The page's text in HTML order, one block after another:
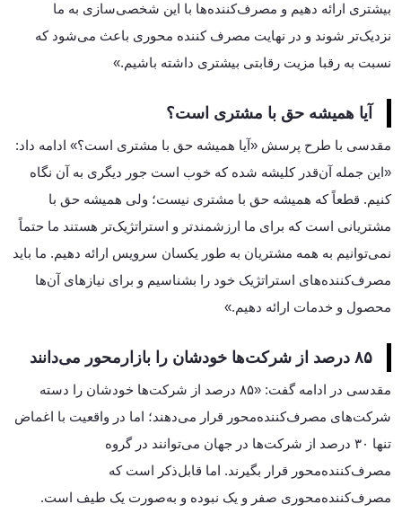
بیشتری ارائه دهیم و مصرف‌کننده‌ها با این شخصی‌سازی به ما
نزدیک‌تر شوند و در نهایت مصرف کننده محوری باعث می‌شود که
نسبت به رقبا مزیت رقابتی بیشتری داشته باشیم.»
آیا همیشه حق با مشتری است؟
مقدسی با طرح پرسش «آیا همیشه حق با مشتری است؟» ادامه داد:
«این جمله آن‌قدر کلیشه شده که خوب است جور دیگری به آن نگاه
کنیم. قطعاً که همیشه حق با مشتری نیست؛ ولی همیشه حق با
مشتریانی است که برای ما ارزشمندتر و استراتژیک‌تر هستند ما حتماً
نمی‌توانیم به همه مشتریان به طور یکسان سرویس ارائه دهیم. ما باید
مصرف‌کننده‌های استراتژیک خود را بشناسیم و برای نیازهای آن‌ها
محصول و خدمات ارائه دهیم.»
۸۵ درصد از شرکت‌ها خودشان را بازارمحور می‌دانند
مقدسی در ادامه گفت: «۸۵ درصد از شرکت‌ها خودشان را دسته
شرکت‌های مصرف‌کننده‌محور قرار می‌دهند؛ اما در واقعیت با اغماض
تنها ۳۰ درصد از شرکت‌ها در جهان می‌توانند در گروه
مصرف‌کننده‌محور قرار بگیرند. اما قابل‌ذکر است که
مصرف‌کننده‌محوری صفر و یک نبوده و به‌صورت یک طیف است.